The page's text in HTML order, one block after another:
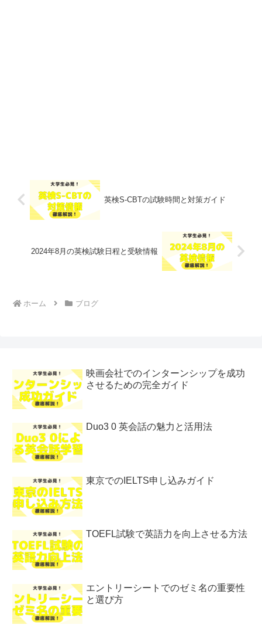
英検S-CBTの試験時間と対策ガイド
2024年8月の英検試験日程と受験情報
ホーム ブログ
映画会社でのインターンシップを成功
させるための完全ガイド
Duo3 0 英会話の魅力と活用法
東京でのIELTS申し込みガイド
TOEFL試験で英語力を向上させる方法
エントリーシートでのゼミ名の重要性
と選び方